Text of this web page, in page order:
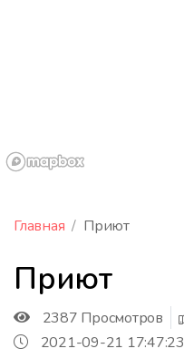
Главная Приют
Приют
2387 Просмотров
2021-09-21 17:47:23